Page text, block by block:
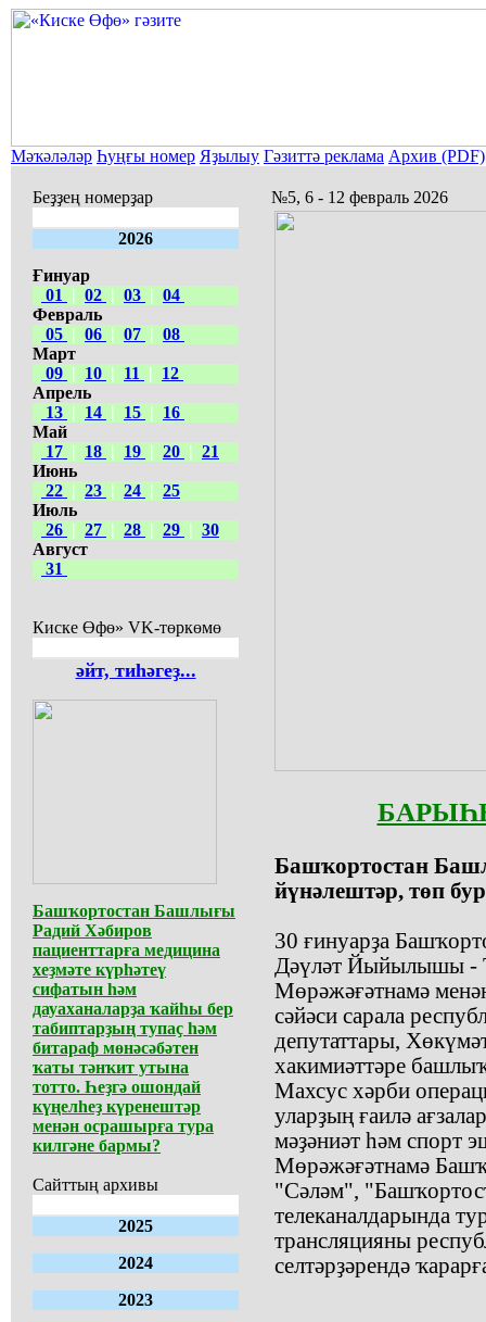
Мәҡәләләр Һуңғы номер Яҙылыу Гәзиттә реклама Архив (PDF)
Беҙҙең номерҙар
2026
Ғинуар
01
| 02 | 03 | 04
Февраль
05 | 06 | 07 | 08
Март
09 | 10 | 11 |
12
Апрель
13 | 14 | 15 |
16
Май
17 | 18 | 19 | 20 | 21
Июнь
22 | 23 | 24 | 25
Июль
26 | 27 | 28 | 29 | 30
Август
31
Киске Өфө» VK-төркөмө
әйт, тиһәгеҙ...
Башҡортостан Башлығы
Радий Хәбиров
пациенттарға медицина
хеҙмәте күрһәтеү
сифатын һәм
дауаханаларҙа ҡайһы бер
табиптарҙың тупаҫ һәм
битараф мөнәсәбәтен
ҡаты тәнҡит утына
тотто. Һеҙгә ошондай
күңелһеҙ күренештәр
менән осрашырға тура
килгәне бармы?
Сайттың архивы
2025
2024
2023
№5, 6 - 12 февраль 2026
Башҡортостан
йүнәлештәр, төп
30 ғинуарҙа
Дәүләт Йыйылышы -
Мөрәжәғәтнамә
сәйәси сарала
депутаттары,
хакимиәттәре
Махсус хәрби
уларҙың ғаилә
мәҙәниәт һәм спорт
Мөрәжәғәтнамә
"Сәләм",
телеканалдарында
трансляцияны
селтәрҙәрендә